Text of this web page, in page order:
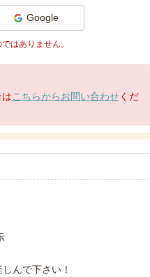
Google
はありません。
こちらからお問い合わせくだ
んで下さい！